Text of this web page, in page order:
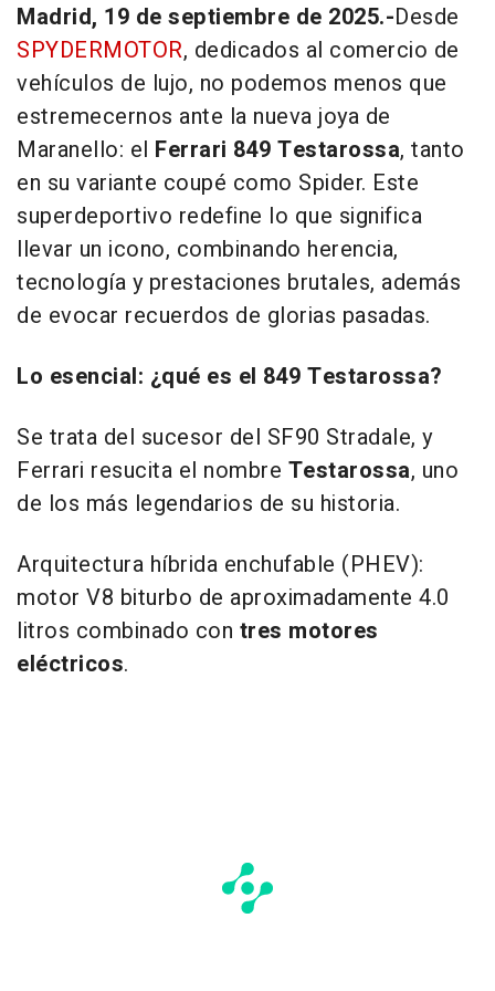
Madrid, 19 de septiembre de 2025.-Desde
SPYDERMOTOR, dedicados al comercio de
vehículos de lujo, no podemos menos que
estremecernos ante la nueva joya de
Maranello: el Ferrari 849 Testarossa, tanto
en su variante coupé como Spider. Este
superdeportivo redefine lo que significa
llevar un icono, combinando herencia,
tecnología y prestaciones brutales, además
de evocar recuerdos de glorias pasadas.
Lo esencial: ¿qué es el 849 Testarossa?
Se trata del sucesor del SF90 Stradale, y
Ferrari resucita el nombre Testarossa, uno
de los más legendarios de su historia.
Arquitectura híbrida enchufable (PHEV):
motor V8 biturbo de aproximadamente 4.0
litros combinado con tres motores
eléctricos.